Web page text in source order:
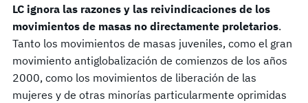
LC ignora las razones y las reivindicaciones de los
movimientos de masas no directamente proletarios.
Tanto los movimientos de masas juveniles, como el gran
movimiento antiglobalización de comienzos de los años
2000, como los movimientos de liberación de las
mujeres y de otras minorías particularmente oprimidas